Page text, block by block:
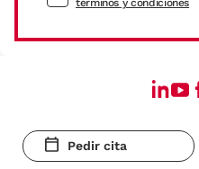
términos y condiciones
Pedir cita